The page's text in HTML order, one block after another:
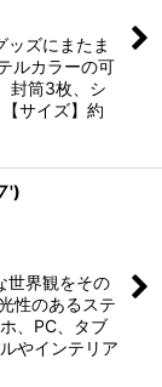
ッズにまたま
ルカラーの可
封筒3枚、シ
サイズ】約
世界観をその
性のあるステ
、PC、タブ
やインテリア